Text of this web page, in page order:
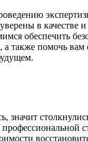
в качестве
обеспечить
также помочь вам
значит